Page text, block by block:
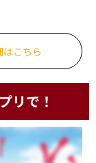
はこちら
リで！